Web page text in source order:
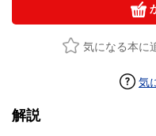
気になる本に
気
解説